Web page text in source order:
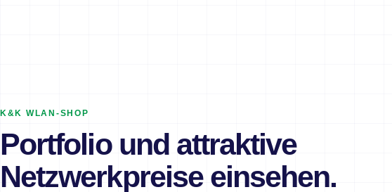
K&K WLAN-SHOP
Portfolio und attraktive
Netzwerkpreise einsehen.